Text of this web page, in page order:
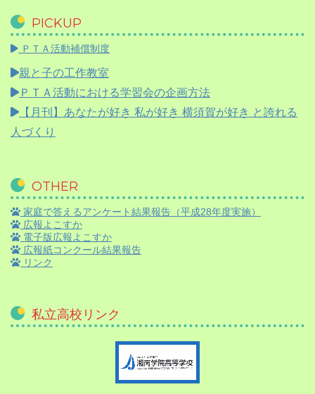
PICKUP
ＰＴＡ活動補償制度
親と子の工作教室
ＰＴＡ活動における学習会の企画方法
【月刊】 あなたが好き 私が好き 横須賀が好き と誇れる
人づくり
OTHER
家庭で答えるアンケート結果報告（平成28年度実施）
広報よこすか
電子版広報よこすか
広報紙コンクール結果報告
リンク
私立高校リンク